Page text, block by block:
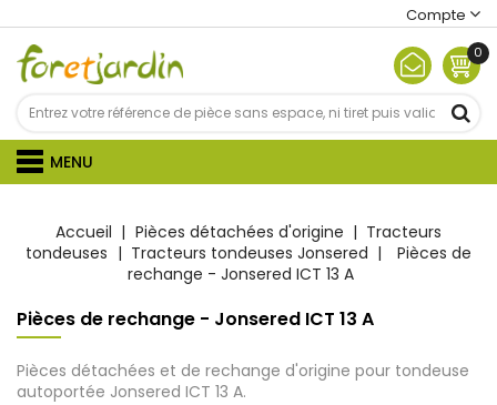
Compte
0
MENU
Accueil Pièces détachées d'origine
Tracteurs
tondeuses
Tracteurs tondeuses Jonsered
Pièces de
rechange - Jonsered ICT 13 A
Pièces de rechange - Jonsered ICT 13 A
Pièces détachées et de rechange d'origine pour tondeuse
autoportée Jonsered ICT 13 A.